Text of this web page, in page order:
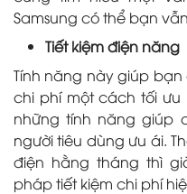
Samsung có thể bạn
Tiết kiệm điện năng
Tính năng này giúp
chi phí một cách tối
những tính năng giúp
người tiêu dùng ưu ái.
điện hằng tháng thì
pháp tiết kiệm chi phí